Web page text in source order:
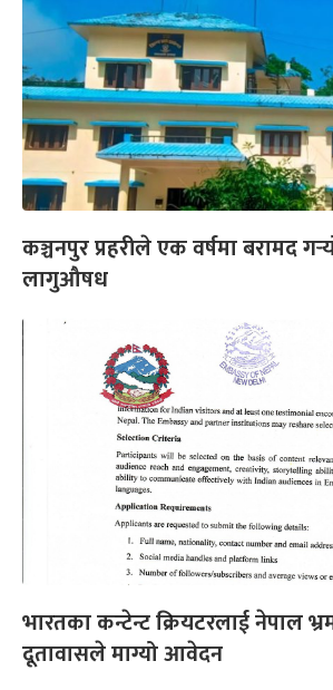
कञ्चनपुर प्रहरीले एक वर्षमा बरामद
लागुऔषध
भारतका कन्टेन्ट क्रियटरलाई नेपाल
दूतावासले माग्यो आवेदन